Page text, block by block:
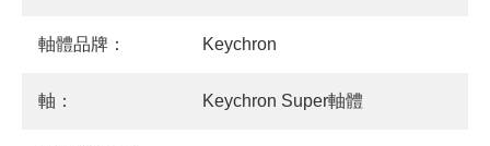
軸體品牌： Keychron
軸： Keychron Super軸體